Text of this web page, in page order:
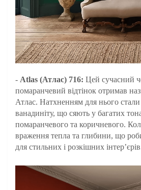
- Atlas (Атлас) 716: Цей сучасний
помаранчевий відтінок отримав
Атлас. Натхненням для нього
ванадиніту, що сяють у багатих
помаранчевого та коричневого.
враження тепла та глибини, що
для стильних і розкішних